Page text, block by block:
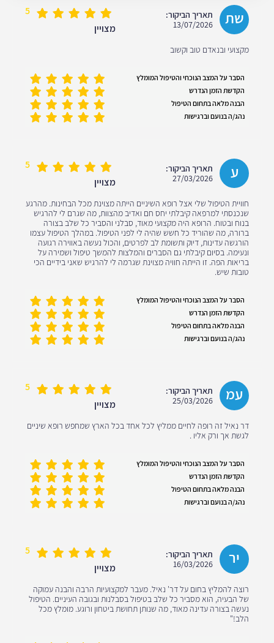
שת
תאריך הביקור:
13/07/2026
5
מצויין
מקצועי ובנאדם טוב וקשוב
הסבר על המצב הנוכחי והטיפול המומלץ
הקדשת הזמן הנדרש
הבנה מלאה בתחום הטיפול
נהג/ה בנועם וברגישות
ע
תאריך הביקור:
27/03/2026
5
מצויין
חוויית הטיפול שלי אצל רופא השיניים הייתה מצוינת מכל הבחינות. מהרגע
שנכנסתי למרפאה קיבלתי יחס חם ואדיב מהצוות, מה שגרם לי להרגיש
בנוח ובטוח. הרופא היה מקצועי מאוד, סבלני והסביר כל שלב בצורה
ברורה, מה שהוריד כל חשש שהיה לי לפני הטיפול. במהלך הטיפול עצמו
הורגשה עדינות, דיוק ותשומת לב לפרטים, והכול נעשה באווירה רגועה
ונעימה. בסיום קיבלתי גם הסברים והמלצות להמשך טיפול ושמירה על
בריאות הפה. זו הייתה חוויה מצוינת שגרמה לי להרגיש שאני בידיים הכי
טובות שיש.
הסבר על המצב הנוכחי והטיפול המומלץ
הקדשת הזמן הנדרש
הבנה מלאה בתחום הטיפול
נהג/ה בנועם וברגישות
עמ
תאריך הביקור:
25/03/2026
5
מצויין
דר נאיל זה רופה לחיים ממליץ לכל אחד בכל הארץ שמחפש רופא שיניים
לגשת אך ורק אליו .
הסבר על המצב הנוכחי והטיפול המומלץ
הקדשת הזמן הנדרש
הבנה מלאה בתחום הטיפול
נהג/ה בנועם וברגישות
יר
תאריך הביקור:
16/03/2026
5
מצויין
רוצה להמליץ בחום על דר' נאיל. מעבר למקצועיות הרבה והבנה עמוקה
של הבעיה, הוא מסביר כל שלב בטיפול בסבלנות ובגובה העיניים. הטיפול
נעשה בצורה עדינה מאוד, מה שנותן תחושת ביטחון ורוגע. מומלץ מכל
הלב!"